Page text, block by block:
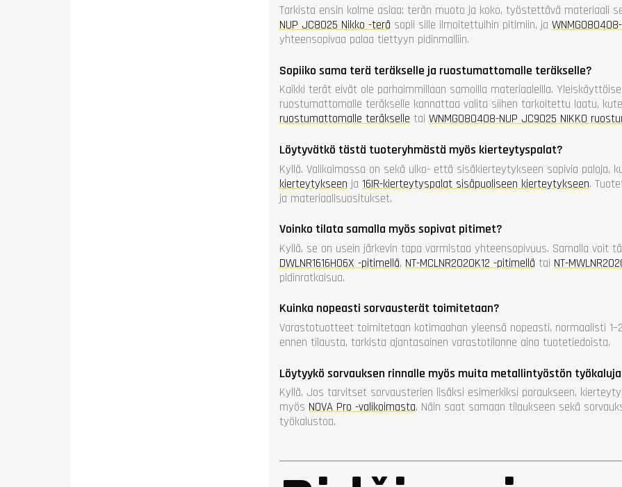
Tarkista ensin kolme asiaa: terän muoto ja koko, työstettävä materiaali
NUP JC8025 Nikko -terä sopii sille ilmoitettuihin pitimiin, ja
yhteensopivaa palaa tiettyyn pidinmalliin.
Sopiiko sama terä teräkselle ja ruostumattomalle teräkselle?
Kaikki terät eivät ole parhaimmillaan samoilla materiaaleilla.
ruostumattomalle teräkselle kannattaa valita siihen tarkoitettu laatu,
ruostumattomalle teräkselle tai WNMG080408-NUP JC9025 NIKKO
Löytyvätkö tästä tuoteryhmästä myös kierteytyspalat?
Kyllä. Valikoimassa on sekä ulko- että sisäkierteytykseen sopivia paloja,
kierteytykseen ja 16IR-kierteytyspalat sisäpuoliseen kierteytykseen.
ja materiaalisuositukset.
Voinko tilata samalla myös sopivat pitimet?
Kyllä, se on usein järkevin tapa varmistaa yhteensopivuus. Samalla voit
DWLNR1616H06X -pitimellä, NT-MCLNR2020K12 -pitimellä tai NT-
pidinratkaisua.
Kuinka nopeasti sorvausterät toimitetaan?
Varastotuotteet toimitetaan kotimaahan yleensä nopeasti, normaalisti
ennen tilausta, tarkista ajantasainen varastotilanne aina tuotetiedoista.
Löytyykö sorvauksen rinnalle myös muita metallintyöstön
Kyllä. Jos tarvitset sorvausterien lisäksi esimerkiksi poraukseen,
myös NOVA Pro -valikoimasta. Näin saat samaan tilaukseen sekä
työkalustoa.